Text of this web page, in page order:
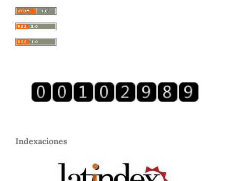
Indexaciones